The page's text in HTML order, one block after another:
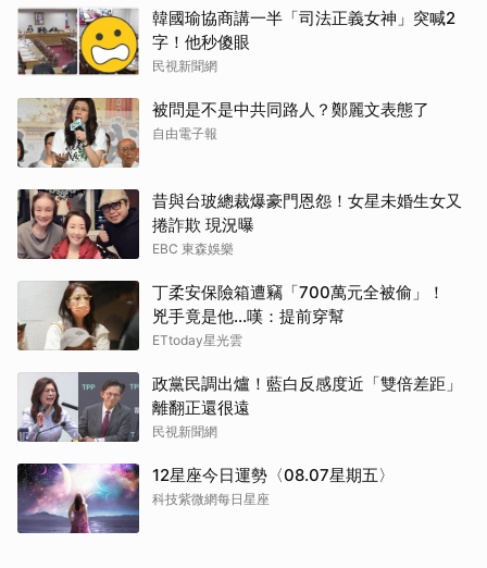
韓國瑜協商講一半「司法正義女神」突喊2
字！他秒傻眼
民視新聞網
被問是不是中共同路人？鄭麗文表態了
自由電子報
昔與台玻總裁爆豪門恩怨！女星未婚生女又
捲詐欺 現況曝
EBC 東森娛樂
丁柔安保險箱遭竊「700萬元全被偷」！
兇手竟是他...嘆：提前穿幫
ETtoday星光雲
政黨民調出爐！藍白反感度近「雙倍差距」
離翻正還很遠
民視新聞網
12星座今日運勢〈08.07星期五〉
科技紫微網每日星座